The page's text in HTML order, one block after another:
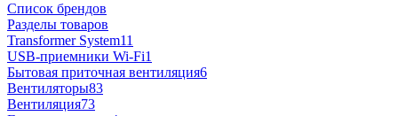
Список брендов
Разделы товаров
Transformer System11
USB-приемники Wi-Fi1
Бытовая приточная вентиляция6
Вентиляторы83
Вентиляция73